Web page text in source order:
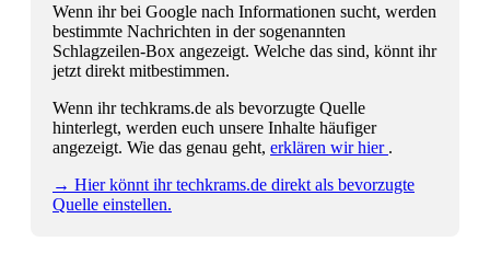
Wenn ihr bei Google nach Informationen sucht, werden
bestimmte Nachrichten in der sogenannten
Schlagzeilen-Box angezeigt. Welche das sind, könnt ihr
jetzt direkt mitbestimmen.
Wenn ihr techkrams.de als bevorzugte Quelle
hinterlegt, werden euch unsere Inhalte häufiger
angezeigt. Wie das genau geht, erklären wir hier .
→ Hier könnt ihr techkrams.de direkt als bevorzugte
Quelle einstellen.